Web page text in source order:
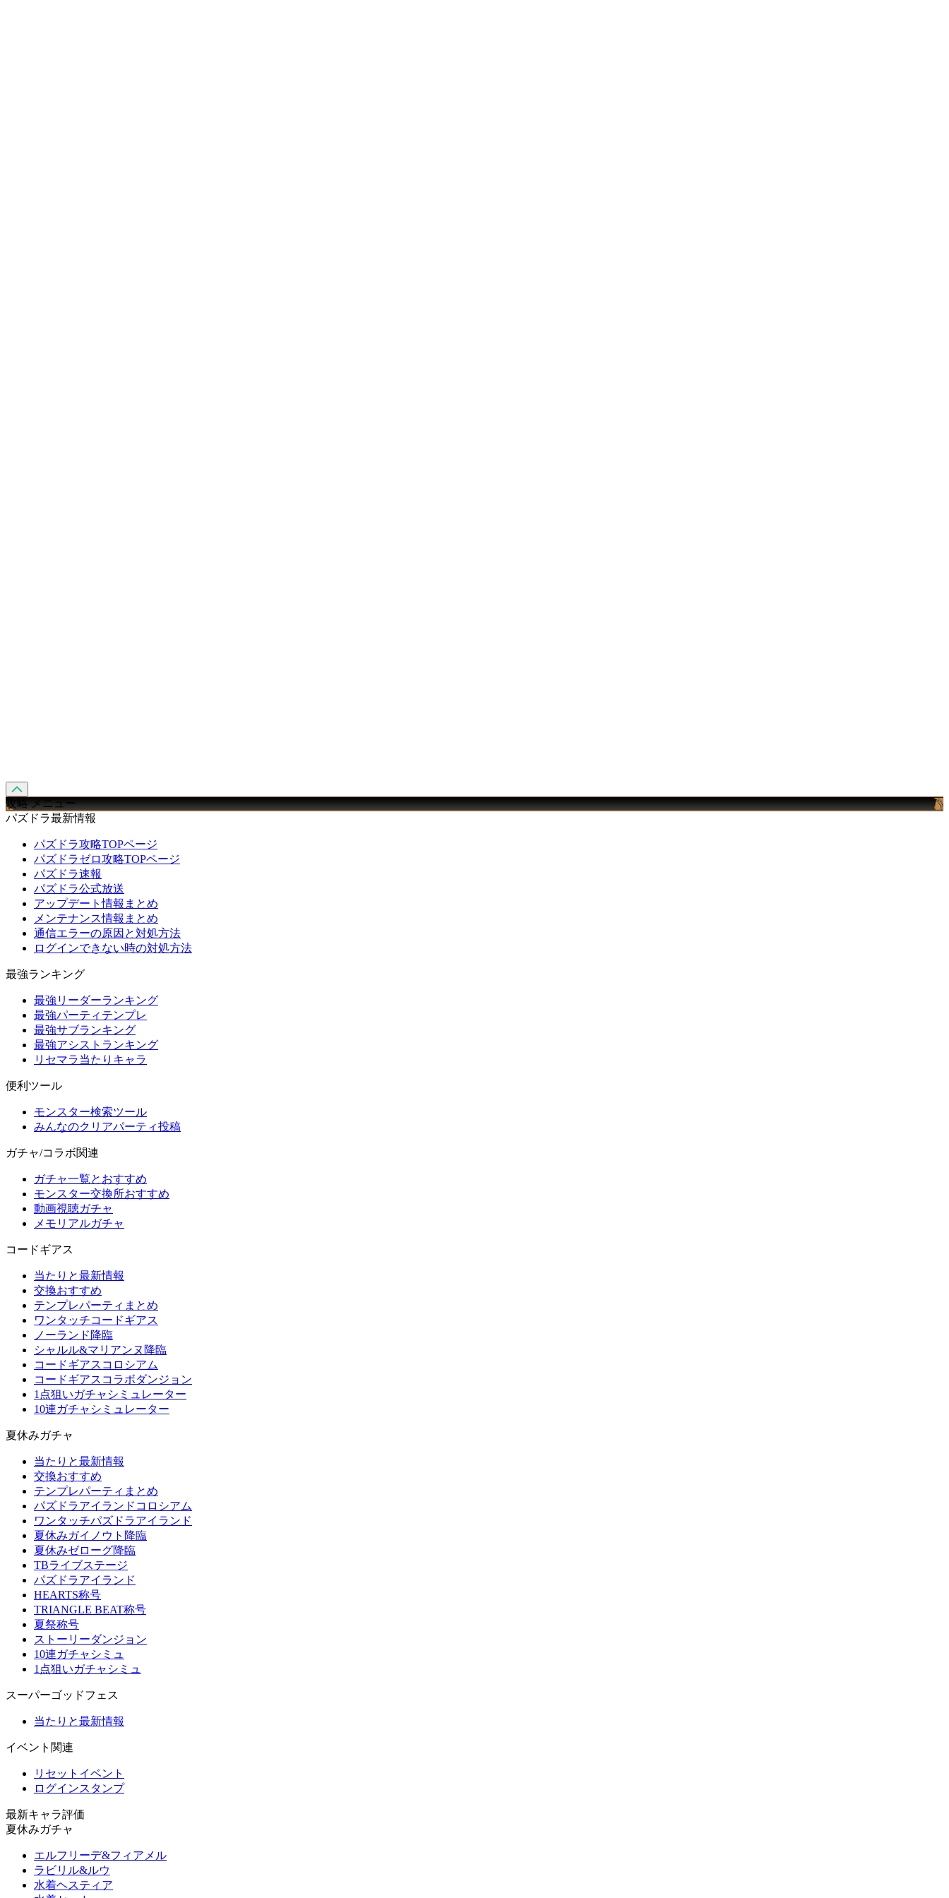
攻略 メニュー
パズドラ最新情報
パズドラ攻略TOPページ
パズドラゼロ攻略TOPページ
パズドラ速報
パズドラ公式放送
アップデート情報まとめ
メンテナンス情報まとめ
通信エラーの原因と対処方法
ログインできない時の対処方法
最強ランキング
最強リーダーランキング
最強パーティテンプレ
最強サブランキング
最強アシストランキング
リセマラ当たりキャラ
便利ツール
モンスター検索ツール
みんなのクリアパーティ投稿
ガチャ/コラボ関連
ガチャ一覧とおすすめ
モンスター交換所おすすめ
動画視聴ガチャ
メモリアルガチャ
コードギアス
当たりと最新情報
交換おすすめ
テンプレパーティまとめ
ワンタッチコードギアス
ノーランド降臨
シャルル&マリアンヌ降臨
コードギアスコロシアム
コードギアスコラボダンジョン
1点狙いガチャシミュレーター
10連ガチャシミュレーター
夏休みガチャ
当たりと最新情報
交換おすすめ
テンプレパーティまとめ
パズドラアイランドコロシアム
ワンタッチパズドラアイランド
夏休みガイノウト降臨
夏休みゼローグ降臨
TBライブステージ
パズドラアイランド
HEARTS称号
TRIANGLE BEAT称号
夏祭称号
ストーリーダンジョン
10連ガチャシミュ
1点狙いガチャシミュ
スーパーゴッドフェス
当たりと最新情報
イベント関連
リセットイベント
ログインスタンプ
最新キャラ評価
夏休みガチャ
エルフリーデ&フィアメル
ラビリル&ルウ
水着ヘスティア